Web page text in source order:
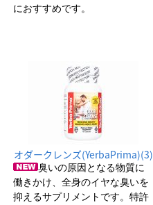
におすすめです。
オダークレンズ(YerbaPrima)(3)
臭いの原因となる物質に
働きかけ、全身のイヤな臭いを
抑えるサプリメントです。特許